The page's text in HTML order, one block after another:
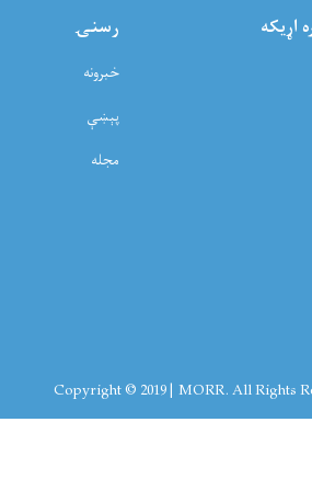
اړيکه رسنۍ
خبرونه
پېښې
مجله
Copyright © 2019 | MORR. All Rights